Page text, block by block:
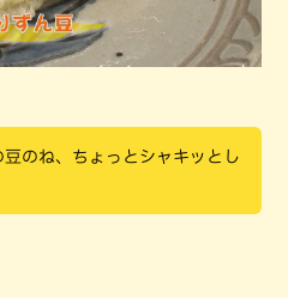
豆のね、ちょっとシャキッとし